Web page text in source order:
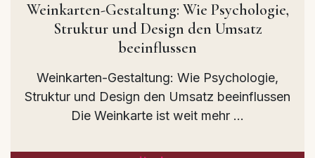
Weinkarten-Gestaltung: Wie Psychologie,
Struktur und Design den Umsatz
beeinflussen
Weinkarten-Gestaltung: Wie Psychologie,
Struktur und Design den Umsatz beeinflussen
Die Weinkarte ist weit mehr ...